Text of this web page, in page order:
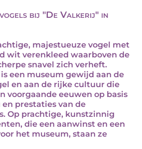
bij "De Valkerij" in
majestueuze vogel met
wit verenkleed waarboven de
snavel zich verheft.
een museum gewijd aan de
en aan de rijke cultuur die
voorgaande eeuwen op basis
prestaties van de
Op prachtige, kunstzinnig
die een aanwinst en een
het museum, staan ze